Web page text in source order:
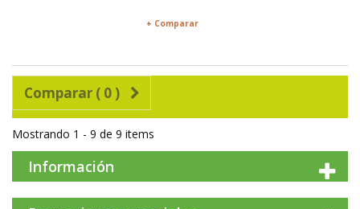
+ Comparar
Comparar ( 0 )
Mostrando 1 - 9 de 9 items
Información